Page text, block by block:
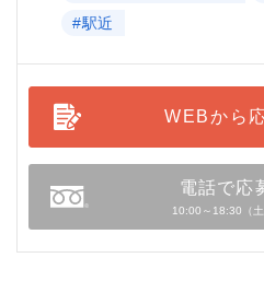
#駅近
WEBから
電話で応
10:00～18:30（土